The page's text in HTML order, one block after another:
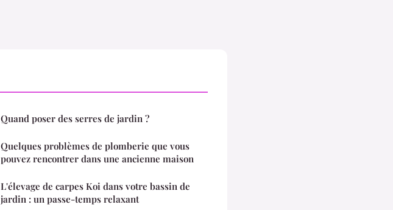
Quand poser des serres de jardin ?
Quelques problèmes de plomberie que vous
pouvez rencontrer dans une ancienne maison
L'élevage de carpes Koi dans votre bassin de
jardin : un passe-temps relaxant